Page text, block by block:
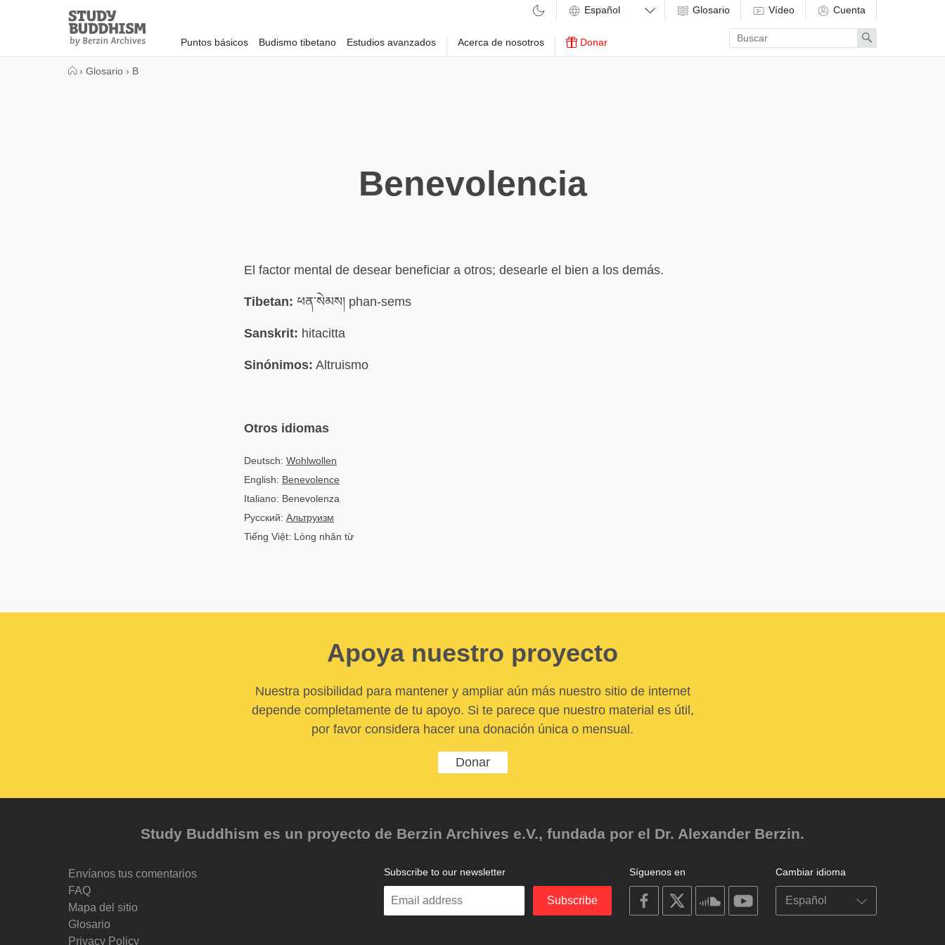
Study
Buddhism
Home
Puntos básicos Budismo tibetano Estudios avanzados Acerca de nosotros Donar
Glosario Vídeo Cuenta
Enter
search
term
Search
› Glosario › B
Benevolencia
El factor mental de desear beneficiar a otros; desearle el bien a los demás.
Tibetan: ཕན་སེམས། phan-sems
Sanskrit: hitacitta
Sinónimos: Altruismo
Otros idiomas
Deutsch: Wohlwollen
English: Benevolence
Italiano: Benevolenza
Русский: Альтруизм
Tiếng Việt: Lòng nhân từ
Apoya nuestro proyecto
Nuestra posibilidad para mantener y ampliar aún más nuestro sitio de internet
depende completamente de tu apoyo. Si te parece que nuestro material es útil,
por favor considera hacer una donación única o mensual.
Donar
Study Buddhism es un proyecto de Berzin Archives e.V., fundada por el Dr. Alexander Berzin.
Envíanos tus comentarios
FAQ
Mapa del sitio
Glosario
Privacy Policy
Cambiar idioma
Síguenos en
on
facebook
on
on
soundcloudyoutube
Subscribe to our newsletter
Enter
Subscribe